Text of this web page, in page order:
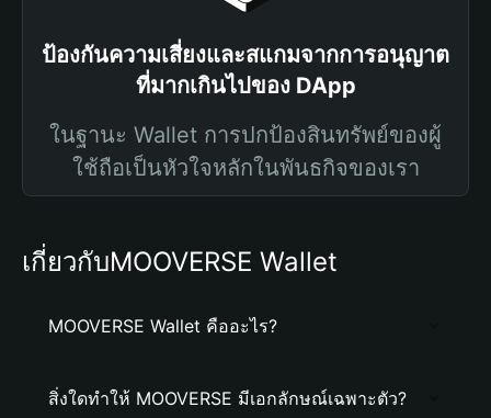
ป้องกันความเสี่ยงและสแกมจากการอนุญาต
ที่มากเกินไปของ DApp
ในฐานะ Wallet การปกป้องสินทรัพย์ของผู้
ใช้ถือเป็นหัวใจหลักในพันธกิจของเรา
เกี่ยวกับMOOVERSE Wallet
MOOVERSE Wallet คืออะไร?
สิ่งใดทำให้ MOOVERSE มีเอกลักษณ์เฉพาะตัว?